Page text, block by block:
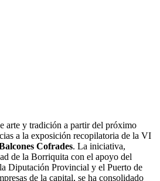
arte y tradición a partir del próximo
a la exposición recopilatoria de la VI
Cofrades. La iniciativa,
de la Borriquita con el apoyo del
Diputación Provincial y el Puerto de
de la capital, se ha consolidado